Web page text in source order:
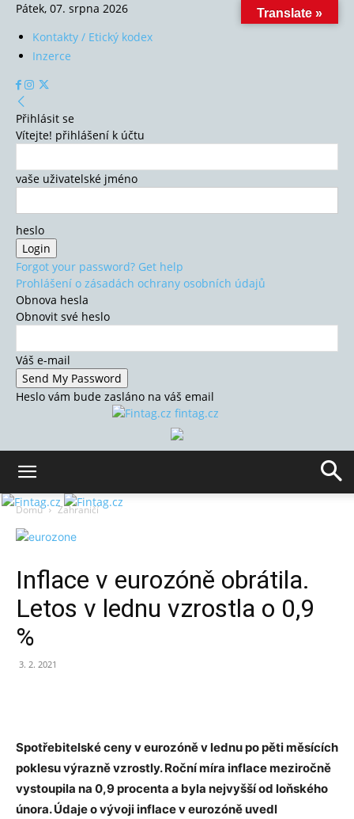
Pátek, 07. srpna 2026
Kontakty / Etický kodex
Inzerce
Přihlásit se
Vítejte! přihlášení k účtu
vaše uživatelské jméno
heslo
Forgot your password? Get help
Prohlášení o zásadách ochrany osobních údajů
Obnova hesla
Obnovit své heslo
Váš e-mail
Heslo vám bude zasláno na váš email
fintag.cz
Domů Zahraničí
Inflace v eurozóně obrátila.
Letos v lednu vzrostla o 0,9
%
3. 2. 2021
Spotřebitelské ceny v eurozóně v lednu po pěti měsících
poklesu výrazně vzrostly. Roční míra inflace meziročně
vystoupila na 0,9 procenta a byla nejvyšší od loňského
února. Údaje o vývoji inflace v eurozóně uvedl
Translate »